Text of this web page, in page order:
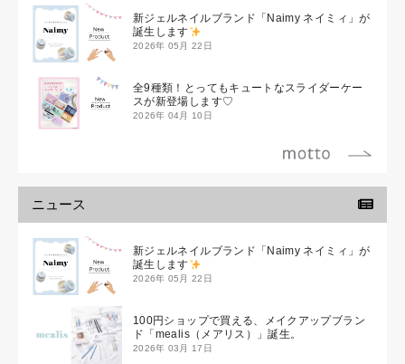
新ジェルネイルブランド「Naimy ネイミィ」が
誕生します
2026年 05月 22日
全9種類！とってもキュートなスライダーケー
スが新登場します♡
2026年 04月 10日
ニュース
新ジェルネイルブランド「Naimy ネイミィ」が
誕生します
2026年 05月 22日
100円ショップで買える、メイクアップブラン
ド「mealis（メアリス）」誕生。
2026年 03月 17日